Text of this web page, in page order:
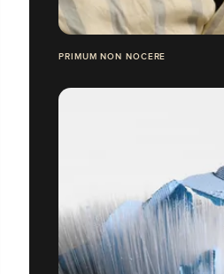
PRIMUM NON NOCERE